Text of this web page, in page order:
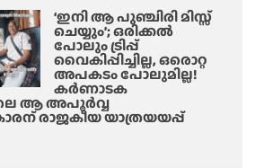
‘ഇനി ആ പുഞ്ചിരി മിസ്സ്
ചെയ്യും’; ഒരിക്കൽ
പോലും ട്രിപ്പ്
വൈകിപ്പിച്ചില്ല, ഒരൊറ്റ
അപകടം പോലുമില്ല!
കർണാടക
ആ അപൂർവ്വ
രാജകീയ യാത്രയയപ്പ്